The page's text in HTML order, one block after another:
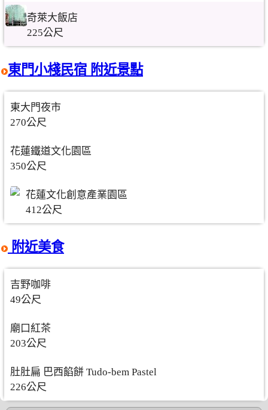
奇萊大飯店
225公尺
東門小棧民宿 附近景點
東大門夜市
270公尺
花蓮鐵道文化園區
350公尺
花蓮文化創意產業園區
412公尺
附近美食
吉野咖啡
49公尺
廟口紅茶
203公尺
肚肚扁 巴西餡餅 Tudo-bem Pastel
226公尺